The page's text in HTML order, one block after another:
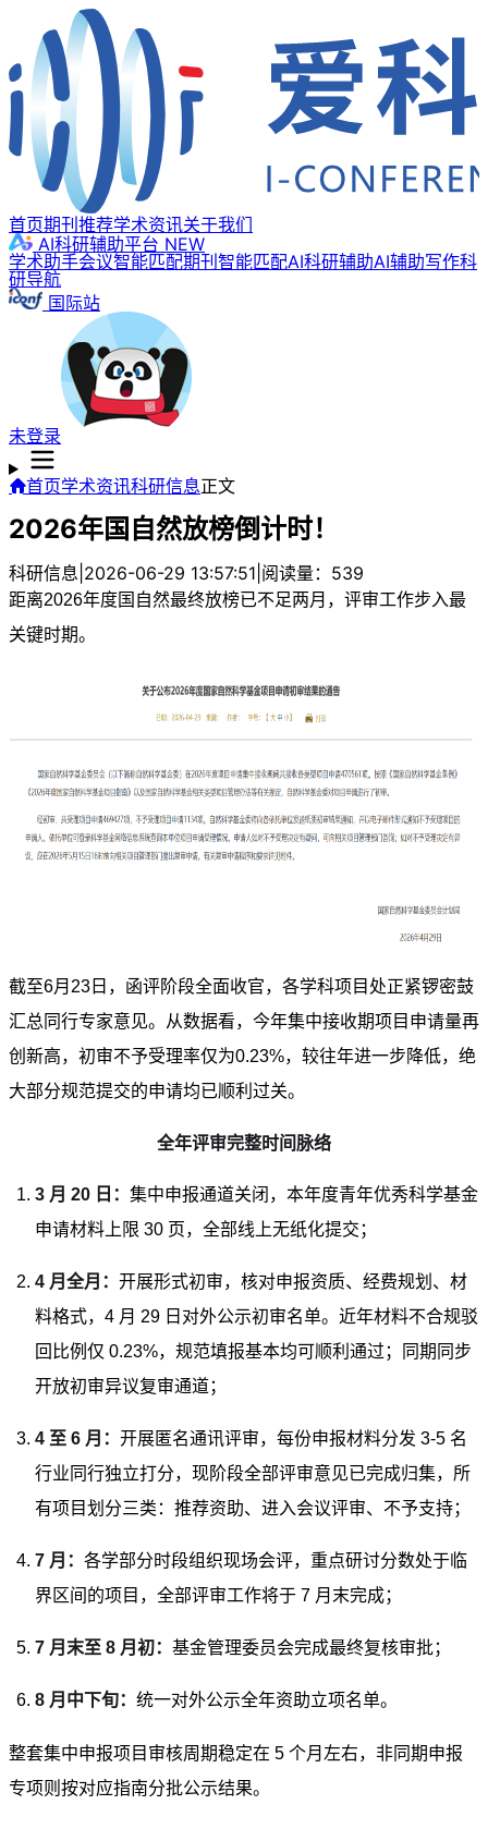
首页期刊推荐学术资讯关于我们
AI科研辅助平台 NEW
学术助手会议智能匹配期刊智能匹配AI科研辅助AI辅助写作科
研导航
国际站
未登录
首页学术资讯科研信息正文
2026年国自然放榜倒计时！
科研信息 2026-06-29 13:57:51 阅读量：539
距离2026年度国自然最终放榜已不足两月，评审工作步入最
关键时期。
截至6月23日，函评阶段全面收官，各学科项目处正紧锣密鼓
汇总同行专家意见。从数据看，今年集中接收期项目申请量再
创新高，初审不予受理率仅为0.23%，较往年进一步降低，绝
大部分规范提交的申请均已顺利过关。
全年评审完整时间脉络
3 月 20 日： 集中申报通道关闭，本年度青年优秀科学基金
申请材料上限 30 页，全部线上无纸化提交；
4 月全月： 开展形式初审，核对申报资质、经费规划、材
料格式，4 月 29 日对外公示初审名单。近年材料不合规驳
回比例仅 0.23%，规范填报基本均可顺利通过；同期同步
开放初审异议复审通道；
4 至 6 月： 开展匿名通讯评审，每份申报材料分发 3-5 名
行业同行独立打分，现阶段全部评审意见已完成归集，所
有项目划分三类：推荐资助、进入会议评审、不予支持；
7 月： 各学部分时段组织现场会评，重点研讨分数处于临
界区间的项目，全部评审工作将于 7 月末完成；
7 月末至 8 月初： 基金管理委员会完成最终复核审批；
8 月中下旬： 统一对外公示全年资助立项名单。
整套集中申报项目审核周期稳定在 5 个月左右，非同期申报
专项则按对应指南分批公示结果。